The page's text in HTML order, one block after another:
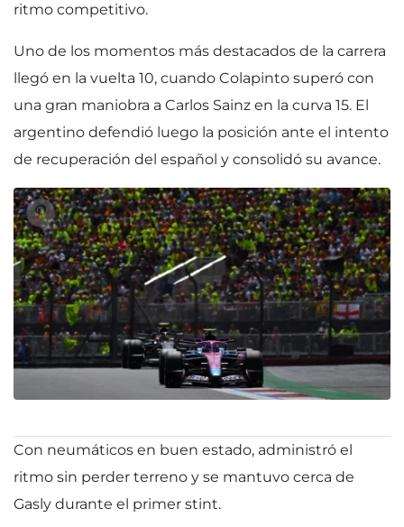
ritmo competitivo.
Uno de los momentos más destacados de la carrera
llegó en la vuelta 10, cuando Colapinto superó con
una gran maniobra a Carlos Sainz en la curva 15. El
argentino defendió luego la posición ante el intento
de recuperación del español y consolidó su avance.
Con neumáticos en buen estado, administró el
ritmo sin perder terreno y se mantuvo cerca de
Gasly durante el primer stint.